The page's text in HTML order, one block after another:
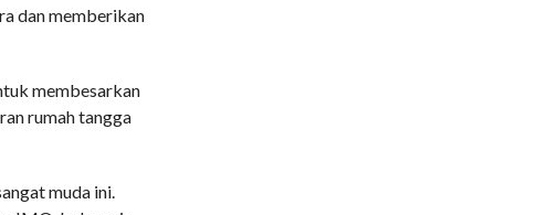
dan memberikan
membesarkan
rumah tangga
muda ini.